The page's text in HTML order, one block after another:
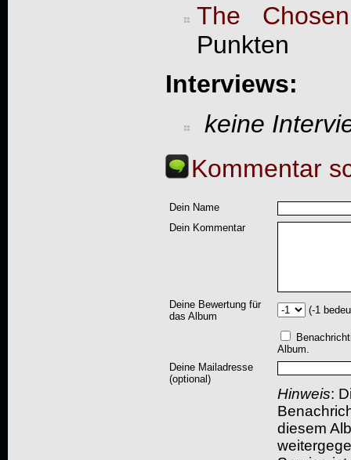
The
Punkten
Interviews:
keine
Kommentar
Dein Name
Dein Kommentar
Deine Bewertung für
das Album
(-1
Album.
Deine Mailadresse
(optional)
Hinweis:
diesem